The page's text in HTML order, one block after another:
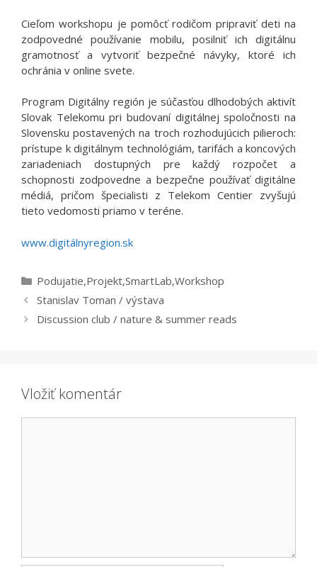
Cieľom workshopu je pomôcť rodičom pripraviť deti na
zodpovedné používanie mobilu, posilniť ich digitálnu
gramotnosť a vytvoriť bezpečné návyky, ktoré ich
ochránia v online svete.
Program Digitálny región je súčasťou dlhodobých aktivít
Slovak Telekomu pri budovaní digitálnej spoločnosti na
Slovensku postavených na troch rozhodujúcich pilieroch:
prístupe k digitálnym technológiám, tarifách a koncových
zariadeniach dostupných pre každý rozpočet a
schopnosti zodpovedne a bezpečne používať digitálne
médiá, pričom špecialisti z Telekom Centier zvyšujú
tieto vedomosti priamo v teréne.
www.digitálnyregion.sk
Kategórie
Podujatie,Projekt,SmartLab,Workshop
Stanislav Toman / výstava
Discussion club / nature & summer reads
Vložiť komentár